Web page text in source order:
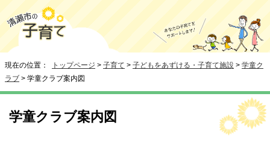
現在の位置： トップページ > 子育て > 子どもをあずける・子育て施設 > 学童ク
ラブ > 学童クラブ案内図
学童クラブ案内図